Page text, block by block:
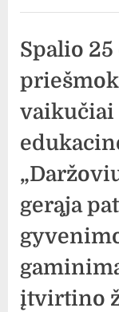
Spalio
vaikučiai
gerąja
įtvirtino